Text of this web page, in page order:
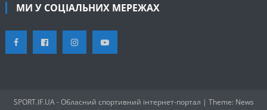
МИ У СОЦІАЛЬНИХ МЕРЕЖАХ
SPORT.IF.UA - Обласний спортивний інтернет-портал | Theme: News